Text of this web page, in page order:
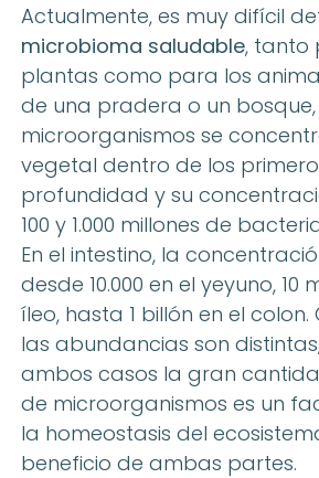
Actualmente, es muy difícil
microbioma saludable, tanto
plantas como para los
de una pradera o un bosque,
microorganismos se
vegetal dentro de los
profundidad y su
100 y 1.000 millones de
En el intestino, la
desde 10.000 en el yeyuno, 10
íleo, hasta 1 billón en el
las abundancias son
ambos casos la gran
de microorganismos es un
la homeostasis del
beneficio de ambas partes.